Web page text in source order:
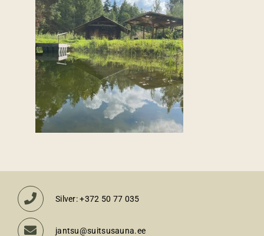
Silver: +372 50 77 035
jantsu@suitsusauna.ee